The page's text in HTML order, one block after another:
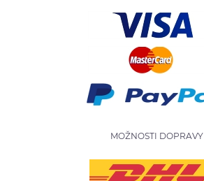
MOŽNOSTI DOPRAVY